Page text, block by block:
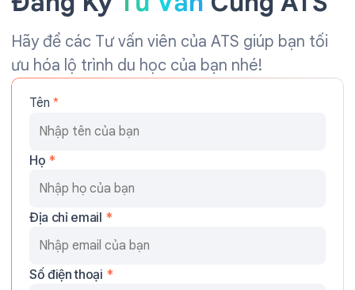
Hãy để các Tư vấn viên của ATS giúp bạn tối
ưu hóa lộ trình du học của bạn nhé!
Tên *
Họ *
Địa chỉ email *
Số điện thoại *